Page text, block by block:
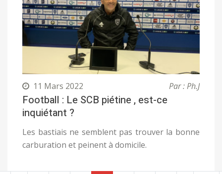
11 Mars 2022 Par : Ph.J
Football : Le SCB piétine , est-ce
inquiétant ?
Les bastiais ne semblent pas trouver la bonne
carburation et peinent à domicile.